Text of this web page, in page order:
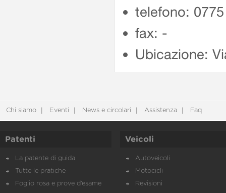
telefono:
fax: -
Ubicazione:
Chi siamo Eventi News e circolari Assistenza Faq
Patenti
La patente di guida
Tutte le pratiche
Foglio rosa e prove d’esame
Veicoli
Autoveicoli
Motocicli
Revisioni